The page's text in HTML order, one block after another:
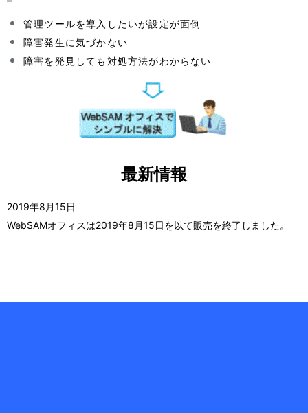
管理ツールを導入したいが設定が面倒
障害発生に気づかない
障害を発見しても対処方法がわからない
最新情報
2019年8月15日
WebSAMオフィスは2019年8月15日を以て販売を終了しました。